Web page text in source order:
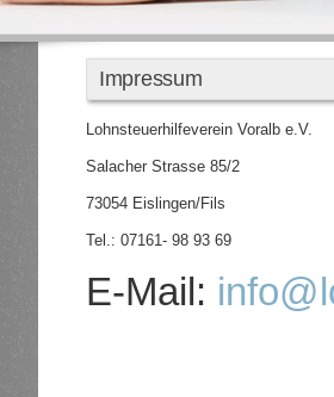
Impressum
Lohnsteuerhilfeverein Voralb e.V.
Salacher Strasse 85/2
73054 Eislingen/Fils
Tel.: 07161- 98 93 69
E-Mail: